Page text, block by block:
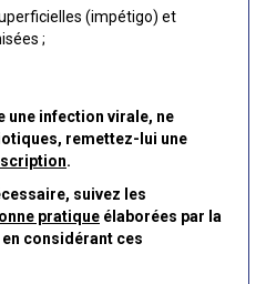
(impétigo) et
;
une infection virale, ne
remettez-lui une
.
suivez les
pratique élaborées par la
considérant ces